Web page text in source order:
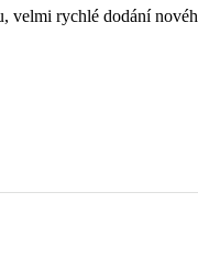
velmi rychlé dodání